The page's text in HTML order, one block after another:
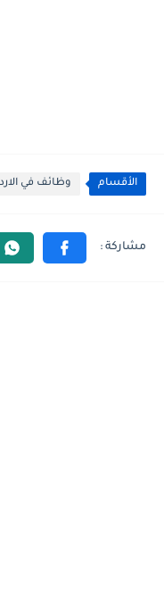
الأقسام وظائف في